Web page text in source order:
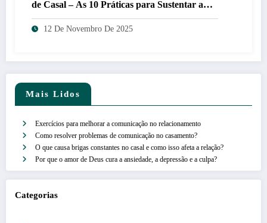
de Casal – As 10 Práticas para Sustentar a
Aliança
12 De Novembro De 2025
Mais Lidos
Exercícios para melhorar a comunicação no relacionamento
Como resolver problemas de comunicação no casamento?
O que causa brigas constantes no casal e como isso afeta a relação?
Por que o amor de Deus cura a ansiedade, a depressão e a culpa?
Categorias